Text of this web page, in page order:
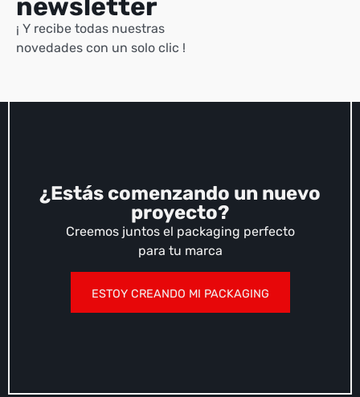
newsletter
¡ Y recibe todas nuestras
novedades con un solo clic !
¿Estás comenzando un nuevo
proyecto?
Creemos juntos el packaging perfecto
para tu marca
ESTOY CREANDO MI PACKAGING